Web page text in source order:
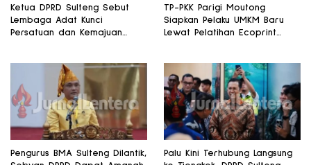
Ketua DPRD Sulteng Sebut
Lembaga Adat Kunci
Persatuan dan Kemajuan
TP-PKK Parigi Moutong
Siapkan Pelaku UMKM Baru
Lewat Pelatihan Ecoprint
Pengurus BMA Sulteng Dilantik,
Palu Kini Terhubung Langsung